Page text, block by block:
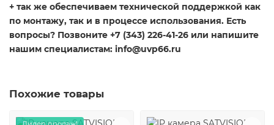
+ так же обеспечиваем технической поддержкой как
по монтажу, так и в процессе использования. Есть
вопросы? Позвоните +7 (343) 226-41-26 или напишите
нашим специалистам: info@uvp66.ru
Похожие товары